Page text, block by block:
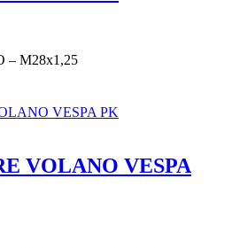
– M28x1,25
VOLANO VESPA